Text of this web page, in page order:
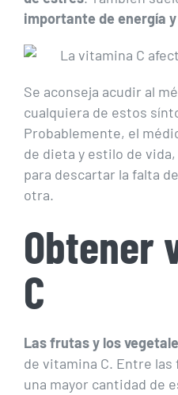
importante de energía
Se aconseja acudir al
cualquiera de estos
Probablemente, el
de dieta y estilo de
para descartar la falta
otra.
Obtener
C
Las frutas y los
de vitamina C. Entre
una mayor cantidad de